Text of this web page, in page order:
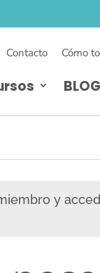
Contacto Cómo
y